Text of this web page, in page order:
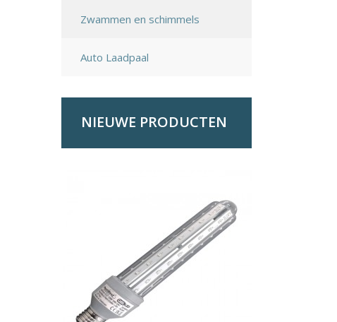
Zwammen en schimmels
Auto Laadpaal
NIEUWE PRODUCTEN